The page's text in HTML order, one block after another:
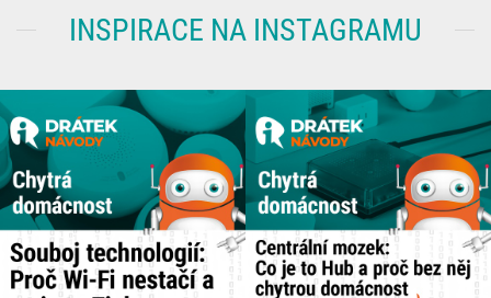
INSPIRACE NA INSTAGRAMU